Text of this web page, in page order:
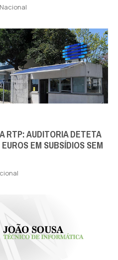
RTP: AUDITORIA DETETA
EM SUBSÍDIOS SEM